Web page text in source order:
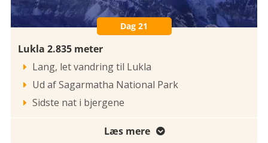
Dag 21
Lukla 2.835 meter
 Lang, let vandring til Lukla
 Ud af Sagarmatha National Park
 Sidste nat i bjergene
Læs mere 